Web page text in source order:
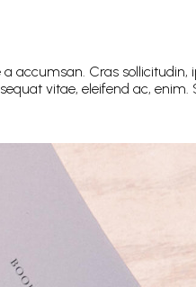
accumsan. Cras
vitae, eleifend ac, enim.